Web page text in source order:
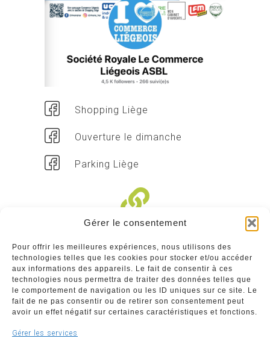
Gérer le consentement
Pour offrir les meilleures expériences, nous utilisons des
technologies telles que les cookies pour stocker et/ou accéder
aux informations des appareils. Le fait de consentir à ces
technologies nous permettra de traiter des données telles que
le comportement de navigation ou les ID uniques sur ce site. Le
fait de ne pas consentir ou de retirer son consentement peut
avoir un effet négatif sur certaines caractéristiques et fonctions.
Gérer les services
Shopping Liège
Ouverture le dimanche
Parking Liège
Commerçants
Annuaire des commerçants : insérez gratuitement
votre activité dans notre annuaire sur notre site ci-
dessous